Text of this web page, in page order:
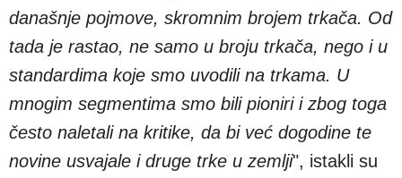
današnje pojmove, skromnim brojem trkača. Od
tada je rastao, ne samo u broju trkača, nego i u
standardima koje smo uvodili na trkama. U
mnogim segmentima smo bili pioniri i zbog toga
često naletali na kritike, da bi već dogodine te
novine usvajale i druge trke u zemlji", istakli su